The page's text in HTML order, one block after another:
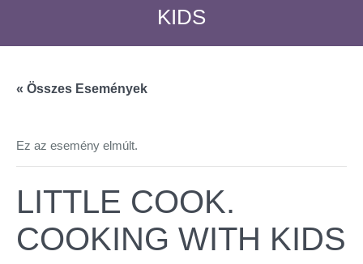
KIDS
« Összes Események
Ez az esemény elmúlt.
LITTLE COOK.
COOKING WITH KIDS